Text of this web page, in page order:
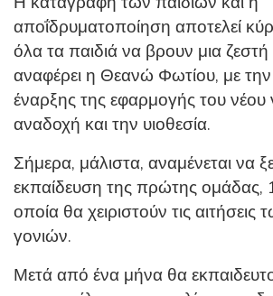
αποΐδρυματοποίηση αποτελεί
όλα τα παιδιά να βρουν μια ζεστή
αναφέρει η Θεανώ Φωτίου, με την
έναρξης της εφαρμογής του νέου
αναδοχή και την υιοθεσία.
Σήμερα, μάλιστα, αναμένεται να
εκπαίδευση της πρώτης ομάδας,
οποία θα χειριστούν τις
γονιών.
Μετά από ένα μήνα θα